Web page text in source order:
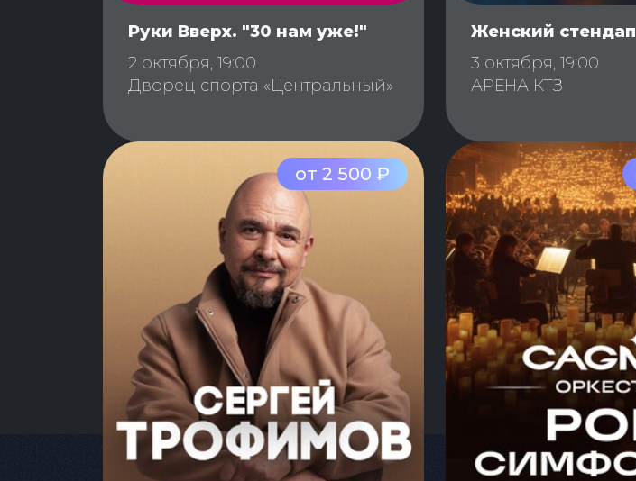
Руки Вверх. "30 нам уже!"
2 октября, 19:00
Дворец спорта «Центральный»
Женский стендап
3 октября, 19:00
АРЕНА КТЗ
от 2 500 ₽